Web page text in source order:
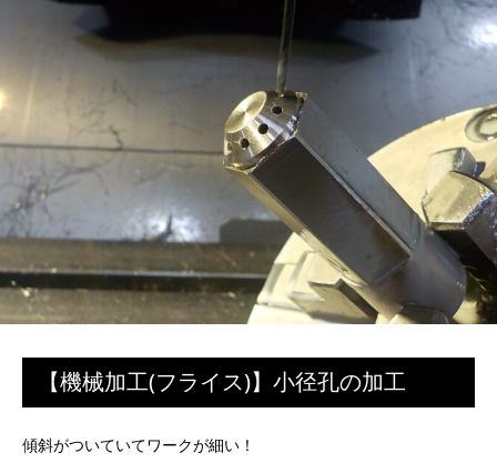
【機械加工(フライス)】小径孔の加工
傾斜がついていてワークが細い！